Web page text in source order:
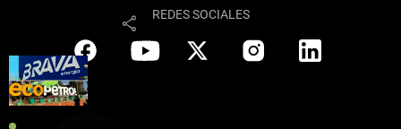
share REDES SOCIALES